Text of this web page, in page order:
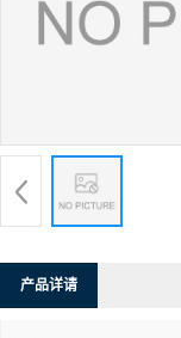
产品详请